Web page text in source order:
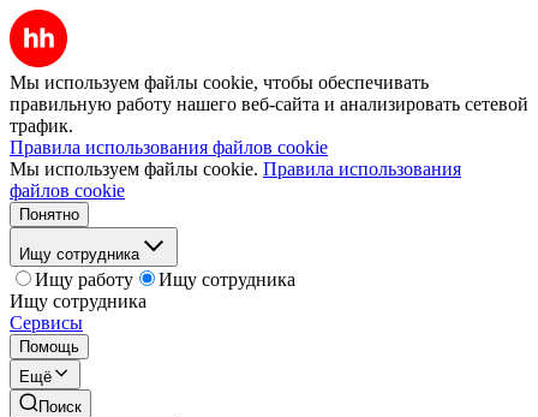
Мы используем файлы cookie, чтобы обеспечивать
правильную работу нашего веб-сайта и анализировать сетевой
трафик.
Правила использования файлов cookie
Мы используем файлы cookie. Правила использования
файлов cookie
Понятно
Ищу сотрудника
Ищу работу
Ищу сотрудника
Ищу сотрудника
Сервисы
Помощь
Ещё
Поиск